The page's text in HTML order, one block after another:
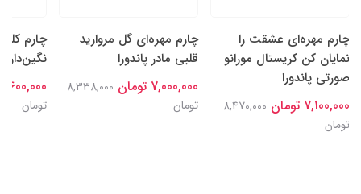
چارم مهره‌ای عشقت را
نمایان کن کریستال مورانو
صورتی پاندورا
7,100,000 تومان
8,470,000
تومان
چارم مهره‌ای گل‌ مروارید
قلبی مادر پاندورا
7,000,000 تومان
8,338,000
تومان
چارم
نگین‌دار
7,600,000
تومان